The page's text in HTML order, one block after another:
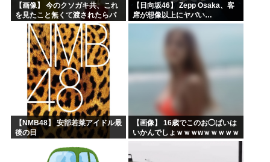
【画像】 今のクソガキ共、これ
を見たこと無くて渡されたらパ
ニクるらしいｗｗｗｗｗｗｗｗ
ｗｗｗｗｗ
【日向坂46】 Zepp Osaka、客
席が想像以上にヤバい…
【NMB48】 安部若菜アイドル最
後の日
【画像】 16歳でこのお◯ぱいは
いかんでしょｗｗｗwｗｗｗｗｗ
ｗｗｗ❤